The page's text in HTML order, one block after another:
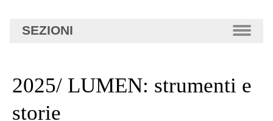
SEZIONI
2025/ LUMEN: strumenti e
storie